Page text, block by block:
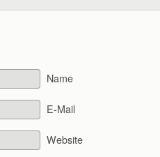
Name
E-Mail
Website